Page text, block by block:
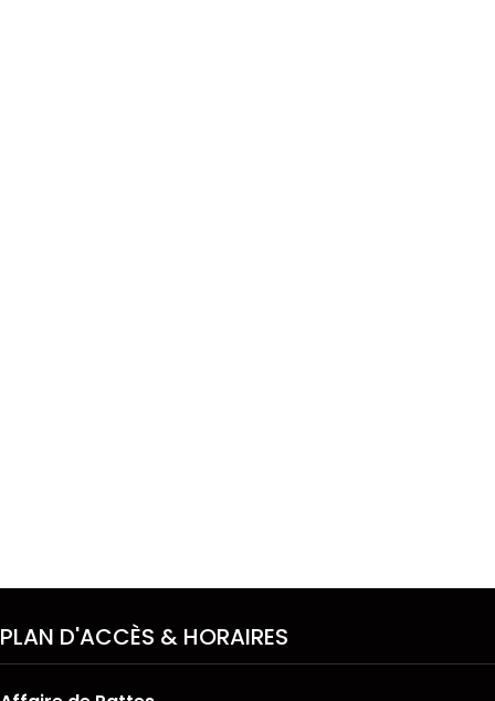
PLAN D'ACCÈS & HORAIRES